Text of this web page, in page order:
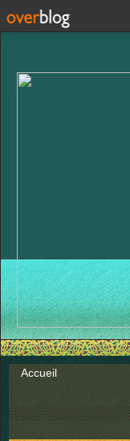
Accueil